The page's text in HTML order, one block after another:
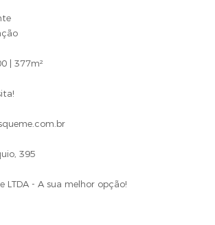
| 377m²
395
LTDA - A sua melhor opção!